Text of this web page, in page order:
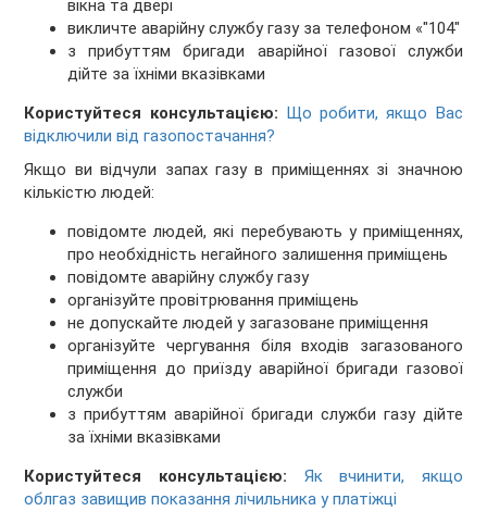
вікна та двері
викличте аварійну службу газу за телефоном «"104"
з прибуттям бригади аварійної газової служби
дійте за їхніми вказівками
Користуйтеся консультацією: Що робити, якщо Вас
відключили від газопостачання?
Якщо ви відчули запах газу в приміщеннях зі значною
кількістю людей:
повідомте людей, які перебувають у приміщеннях,
про необхідність негайного залишення приміщень
повідомте аварійну службу газу
організуйте провітрювання приміщень
не допускайте людей у загазоване приміщення
організуйте чергування біля входів загазованого
приміщення до приїзду аварійної бригади газової
служби
з прибуттям аварійної бригади служби газу дійте
за їхніми вказівками
Користуйтеся консультацією: Як вчинити, якщо
облгаз завищив показання лічильника у платіжці